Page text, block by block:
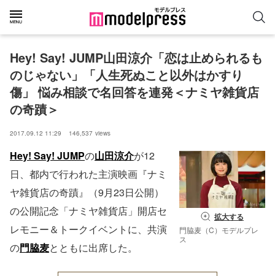
Hey! Say! JUMP山田涼介「恋は止められるも
のじゃない」「人生死ぬこと以外はかすり
傷」 悩み相談で名回答を連発＜ナミヤ雑貨店
の奇蹟＞
2017.09.12 11:29 146,537 views
拡大する
門脇麦（C）モデルプレ
ス
Hey! Say! JUMPの山田涼介が12
日、都内で行われた主演映画『ナミ
ヤ雑貨店の奇蹟』（9月23日公開）
の公開記念「ナミヤ雑貨店」開店セ
レモニー＆トークイベントに、共演
の門脇麦とともに出席した。